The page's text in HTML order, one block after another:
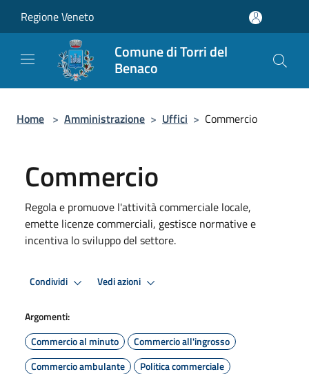
Regione Veneto
Comune di Torri del
Benaco
Home > Amministrazione > Uffici > Commercio
Commercio
Regola e promuove l'attività commerciale locale,
emette licenze commerciali, gestisce normative e
incentiva lo sviluppo del settore.
Condividi Vedi azioni
Argomenti:
Commercio al minuto
Commercio all'ingrosso
Commercio ambulante
Politica commerciale